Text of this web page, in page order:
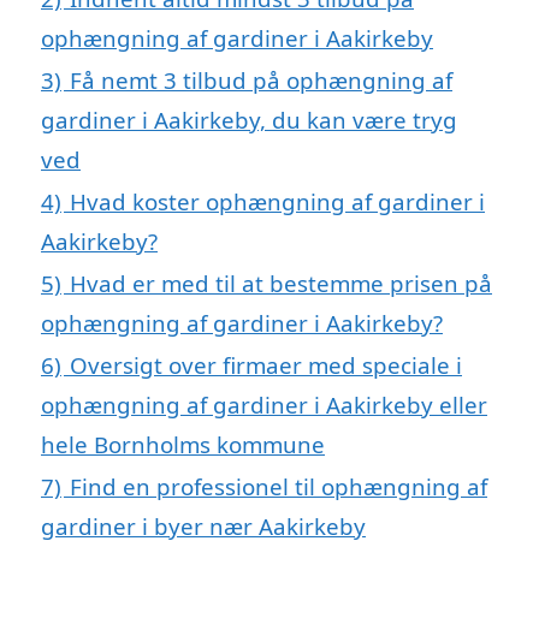
ophængning af gardiner i Aakirkeby
3) Få nemt 3 tilbud på ophængning af
gardiner i Aakirkeby, du kan være tryg
ved
4) Hvad koster ophængning af gardiner i
Aakirkeby?
5) Hvad er med til at bestemme prisen på
ophængning af gardiner i Aakirkeby?
6) Oversigt over firmaer med speciale i
ophængning af gardiner i Aakirkeby eller
hele Bornholms kommune
7) Find en professionel til ophængning af
gardiner i byer nær Aakirkeby